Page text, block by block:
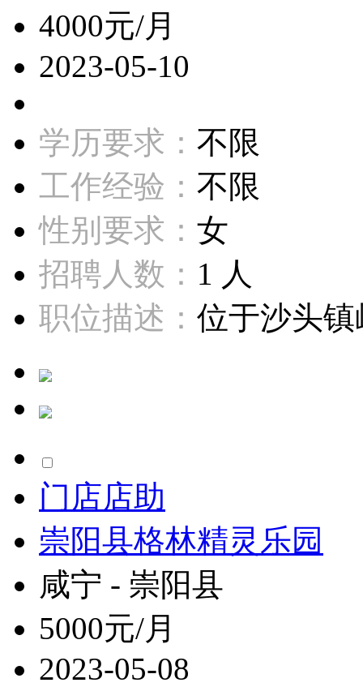
4000元/月
2023-05-10
学历要求： 不限
工作经验： 不限
性别要求： 女
招聘人数： 1 人
职位描述： 位于沙头
门店店助
崇阳县格林精灵乐园
咸宁 - 崇阳县
5000元/月
2023-05-08